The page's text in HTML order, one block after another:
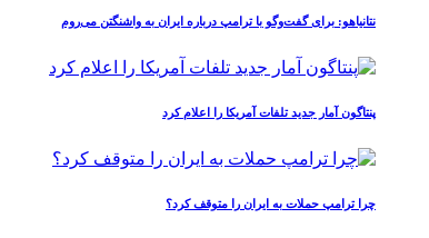
نتانیاهو: برای گفت‌وگو با ترامپ درباره ایران به واشنگتن می‌روم
پنتاگون آمار جدید تلفات آمریکا را اعلام کرد
چرا ترامپ حملات به ایران را متوقف کرد؟